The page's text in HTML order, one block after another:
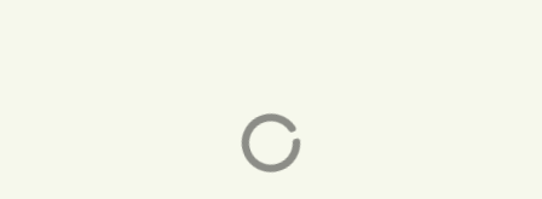
Veršvų piliakalnis,